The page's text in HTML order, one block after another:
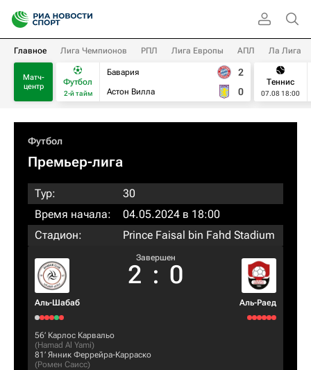
Главное Лига Чемпионов РПЛ Лига Европы АПЛ Ла Лига
Матч-
центр
Футбол
2-й тайм
Бавария
Астон Вилла
2
0
Теннис
07.08 18:00
Футбол
Премьер-лига
Тур:
30
Время начала:
04.05.2024 в 18:00
Стадион:
Prince Faisal bin Fahd Stadium
Аль-Шабаб
Завершен
2 : 0
Аль-Раед
56‎’‎ Карлос Карвальо
(Hamad Al Yami)
81‎’‎ Янник Феррейра-Карраско
(Ромен Саисс)